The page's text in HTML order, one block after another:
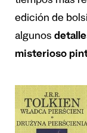
edición de
algunos
misterioso